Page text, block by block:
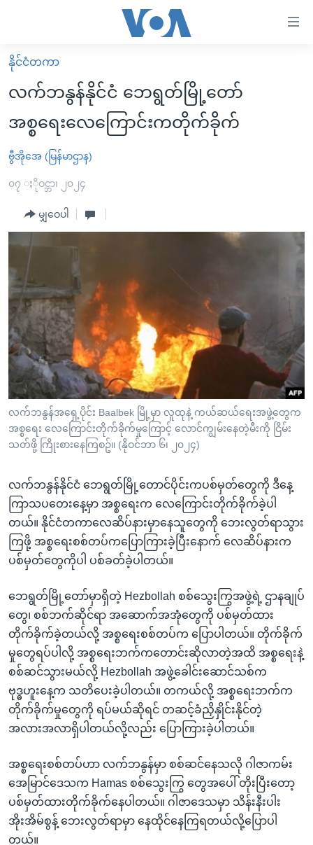
လွယ်ကူ
စေ
Link
များ
ပင်မ
ပင်မ
အ
ညွန်း
စာမျက်နှာ
သို့
ကျော်
ကြည့်
ရန်
ရှာဖွေ
နေရာ
ကျော်
ရန်
မူလစာမျက်နှာ
မြန်မာ
ကမ္ဘာ့သတင်းများ
နိုင်ငံတကာ
အစ္စရေး-ပါလက်စတိုင်း
ဗွီဒီယို
အင်္ဂလိပ်စာလေ့လာမယ်
အမေရိကန်သုံးအီဒီယံ
မကြေးမုံရဲ့ အင်္ဂလိပ်စာ
ရုပ်ရှင်ထဲက အင်္ဂလိပ်စာ
သုတပဒေသာ အင်္ဂလိပ်စာ
အပတ်စဉ်ကဏ္ဍများ
တီဗွီ
ရေဒီယိုနှင့်ရုပ်သံ အချက်အလက်များ
ရေဒီယို/တီဗွီအစီအစဉ်
Learning English
ဗွီအိုအေ လူမှုကွန်ယက်များ
ဘာသာစကားများ
နိုင်ငံတကာ
လက်ဘနွန်နိုင်ငံ ဘေရွတ်မြို့တော်
အစ္စရေးလေကြောင်းကတိုက်ခိုက်
ဗွီအိုအေ (မြန်မာဌာန)
၀၇ ႏိုဝင္ဘာ၊ ၂၀၂၄
မျှဝေပါ
လက်ဘနွန်အရှေ့ပိုင်း Baalbek မြို့မှာ လူထုနဲ့ ကယ်ဆယ်ရေးအဖွဲ့တွေက
အစ္စရေး လေကြောင်းတိုက်ခိုက်မှုကြောင့် လောင်ကျွမ်းနေတဲ့မီးကို ငြိမ်း
သတ်ဖို့ ကြိုးစားနေကြစဥ်။ (နိုဝင်ဘာ ၆၊ ၂၀၂၄)
လက်ဘနွန်နိုင်ငံ ဘေရွတ်မြို့တောင်ပိုင်းကပစ်မှတ်တွေကို ဒီနေ့
ကြာသပတေးနေ့မှာ အစ္စရေးက လေကြောင်းတိုက်ခိုက်ခဲ့ပါ
တယ်။ နိုင်ငံတကာလေဆိပ်နားမှာနေသူတွေကို ဘေးလွတ်ရာသွား
ကြဖို့ အစ္စရေးစစ်တပ်ကပြောကြားခဲ့ပြီးနောက် လေဆိပ်နားက
ပစ်မှတ်တွေကိုပါ ပစ်ခတ်ခဲ့ပါတယ်။
ဘေရွတ်မြို့တော်မှာရှိတဲ့ Hezbollah စစ်သွေးကြွအဖွဲ့ရဲ့ ဌာနချုပ်
တွေ၊ စစ်ဘက်ဆိုင်ရာ အဆောက်အအုံတွေကို ပစ်မှတ်ထား
တိုက်ခိုက်ခဲ့တယ်လို့ အစ္စရေးစစ်တပ်က ပြောပါတယ်။ တိုက်ခိုက်
မှုတွေရပ်ပါလို့ အစ္စရေးဘက်ကတောင်းဆိုလာတဲ့အထိ အစ္စရေးနဲ့
စစ်ဆင်သွားမယ်လို့ Hezbollah အဖွဲ့ခေါင်းဆောင်သစ်က
ဗုဒ္ဓဟူးနေ့က သတိပေးခဲ့ပါတယ်။ တကယ်လို့ အစ္စရေးဘက်က
တိုက်ခိုက်မှုတွေကို ရပ်မယ်ဆိုရင် တဆင့်ခံညှိနှိုင်းနိုင်တဲ့
အလားအလာရှိပါတယ်လို့လည်း ပြောကြားခဲ့ပါတယ်။
အစ္စရေးစစ်တပ်ဟာ လက်ဘနွန်မှာ စစ်ဆင်နေသလို ဂါဇာကမ်း
အေမြာင်ဒေသက Hamas စစ်သွေးကြွ တွေအပေါ် တိုးပြီးတော့
ပစ်မှတ်ထားတိုက်ခိုက်နေပါတယ်။ ဂါဇာဒေသမှာ သိန်းနီးပါး
အိုးအိမ်စွန့် ဘေးလွတ်ရာမှာ နေထိုင်နေကြရတယ်လို့ပြောပါ
တယ်။